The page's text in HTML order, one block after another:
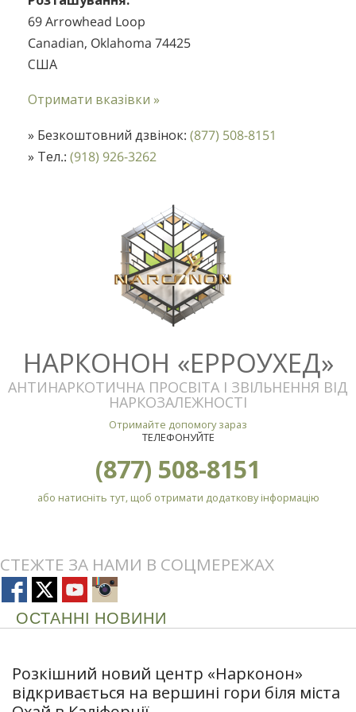
69 Arrowhead Loop
Canadian, Oklahoma 74425
США
Отримати вказівки »
» Безкоштовний дзвінок: (877) 508-8151
» Тел.: (918) 926-3262
НАРКОНОН «ЕРРОУХЕД»
АНТИНАРКОТИЧНА ПРОСВІТА І ЗВІЛЬНЕННЯ ВІД
НАРКОЗАЛЕЖНОСТІ
Отримайте допомогу зараз
ТЕЛЕФОНУЙТЕ
(877) 508-8151
або натисніть тут, щоб отримати додаткову інформацію
СТЕЖТЕ ЗА НАМИ В СОЦМЕРЕЖАХ
ОСТАННІ НОВИНИ
Розкішний новий центр «Нарконон»
відкривається на вершині гори біля міста